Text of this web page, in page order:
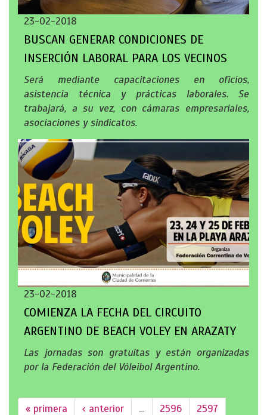
23-02-2018
BUSCAN GENERAR CONDICIONES DE
INSERCIÓN LABORAL PARA LOS VECINOS
Será mediante capacitaciones en oficios,
asistencia técnica y prácticas laborales. Se
trabajará, a su vez, con cámaras empresariales,
asociaciones y sindicatos.
23-02-2018
COMIENZA LA FECHA DEL CIRCUITO
ARGENTINO DE BEACH VOLEY EN ARAZATY
Las jornadas son gratuitas y están organizadas
por la Federación del Vóleibol Argentino.
« primera ‹ anterior … 2596 2597